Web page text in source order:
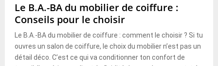
Le B.A.-BA du mobilier de coiffure :
Conseils pour le choisir
Le B.A.-BA du mobilier de coiffure : comment le choisir ? Si tu
ouvres un salon de coiffure, le choix du mobilier n’est pas un
détail déco. C’est ce qui va conditionner ton confort de